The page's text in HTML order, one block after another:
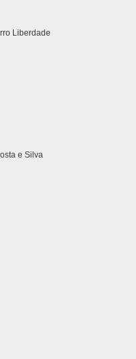
Liberdade
e Silva